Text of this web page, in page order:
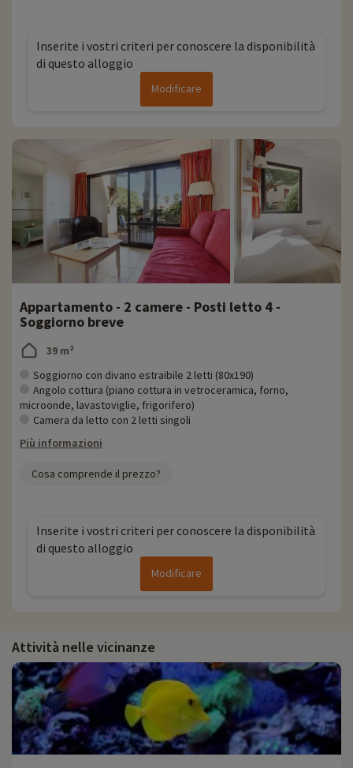
Inserite i vostri criteri per conoscere la disponibilità
di questo alloggio
Modificare
Appartamento - 2 camere - Posti letto 4 -
Soggiorno breve
39 m²
Soggiorno con divano estraibile 2 letti (80x190)
Angolo cottura (piano cottura in vetroceramica, forno,
microonde, lavastoviglie, frigorifero)
Camera da letto con 2 letti singoli
Più informazioni
Cosa comprende il prezzo?
Inserite i vostri criteri per conoscere la disponibilità
di questo alloggio
Modificare
Attività nelle vicinanze